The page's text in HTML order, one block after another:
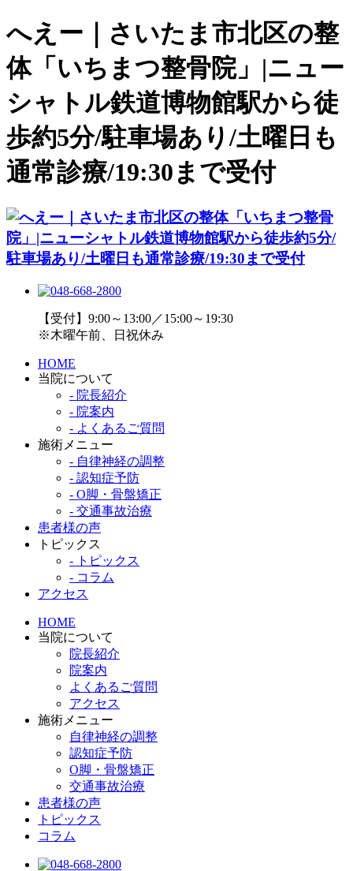
へえー｜さいたま市北区の整
体「いちまつ整骨院」|ニュー
シャトル鉄道博物館駅から徒
歩約5分/駐車場あり/土曜日も
通常診療/19:30まで受付
【受付】9:00～13:00／15:00～19:30
※木曜午前、日祝休み
HOME
当院について
- 院長紹介
- 院案内
- よくあるご質問
施術メニュー
- 自律神経の調整
- 認知症予防
- O脚・骨盤矯正
- 交通事故治療
患者様の声
トピックス
- トピックス
- コラム
アクセス
HOME
当院について
院長紹介
院案内
よくあるご質問
アクセス
施術メニュー
自律神経の調整
認知症予防
O脚・骨盤矯正
交通事故治療
患者様の声
トピックス
コラム